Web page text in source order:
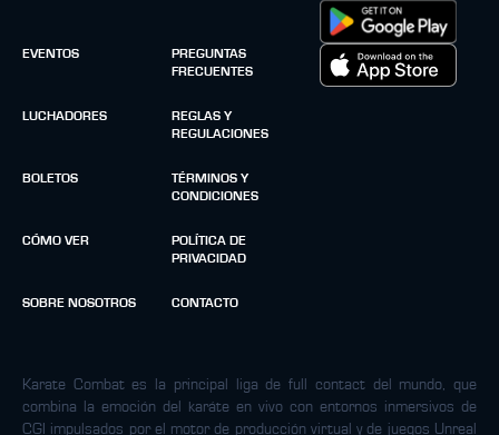
EVENTOS
LUCHADORES
BOLETOS
CÓMO VER
SOBRE NOSOTROS
PREGUNTAS
FRECUENTES
REGLAS Y
REGULACIONES
TÉRMINOS Y
CONDICIONES
POLÍTICA DE
PRIVACIDAD
CONTACTO
Karate Combat es la principal liga de full contact del mundo, que
combina la emoción del karáte en vivo con entornos inmersivos de
CGI impulsados por el motor de producción virtual y de juegos Unreal